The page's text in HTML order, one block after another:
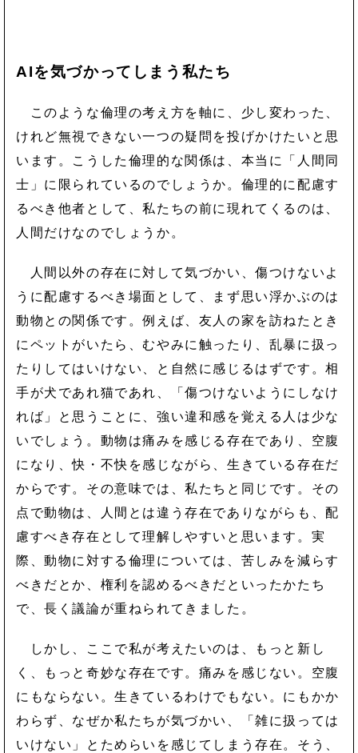
AIを気づかってしまう私たち
このような倫理の考え方を軸に、少し変わった、
けれど無視できない一つの疑問を投げかけたいと思
います。こうした倫理的な関係は、本当に「人間同
士」に限られているのでしょうか。倫理的に配慮す
るべき他者として、私たちの前に現れてくるのは、
人間だけなのでしょうか。
人間以外の存在に対して気づかい、傷つけないよ
うに配慮するべき場面として、まず思い浮かぶのは
動物との関係です。例えば、友人の家を訪ねたとき
にペットがいたら、むやみに触ったり、乱暴に扱っ
たりしてはいけない、と自然に感じるはずです。相
手が犬であれ猫であれ、「傷つけないようにしなけ
れば」と思うことに、強い違和感を覚える人は少な
いでしょう。動物は痛みを感じる存在であり、空腹
になり、快・不快を感じながら、生きている存在だ
からです。その意味では、私たちと同じです。その
点で動物は、人間とは違う存在でありながらも、配
慮すべき存在として理解しやすいと思います。実
際、動物に対する倫理については、苦しみを減らす
べきだとか、権利を認めるべきだといったかたち
で、長く議論が重ねられてきました。
しかし、ここで私が考えたいのは、もっと新し
く、もっと奇妙な存在です。痛みを感じない。空腹
にもならない。生きているわけでもない。にもかか
わらず、なぜか私たちが気づかい、「雑に扱っては
いけない」とためらいを感じてしまう存在。そう、